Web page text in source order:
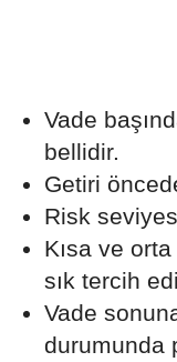
Vade
bellidir.
Getiri
Risk
Kısa ve orta
sık tercih
Vade
durumunda